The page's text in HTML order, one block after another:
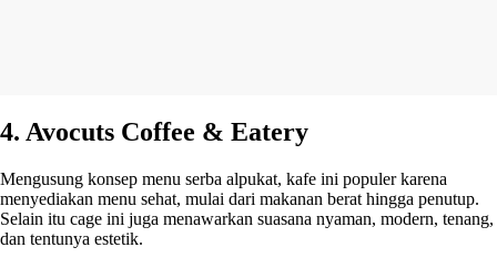
4. Avocuts Coffee & Eatery
Mengusung konsep menu serba alpukat, kafe ini populer karena
menyediakan menu sehat, mulai dari makanan berat hingga penutup.
Selain itu cage ini juga menawarkan suasana nyaman, modern, tenang,
dan tentunya estetik.